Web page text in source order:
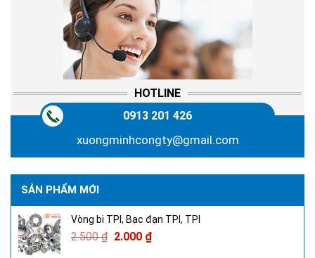
HOTLINE
0913 201 426
xuongminhcongty@gmail.com
SẢN PHẨM MỚI
Vòng bi TPI, Bạc đạn TPI, TPI
2.500₫ 2.000 ₫